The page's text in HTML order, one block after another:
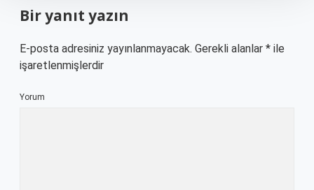
Bir yanıt yazın
E-posta adresiniz yayınlanmayacak. Gerekli alanlar * ile
işaretlenmişlerdir
Yorum